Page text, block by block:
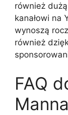
również
kanałowi na
wynoszą
również
FAQ
Manna